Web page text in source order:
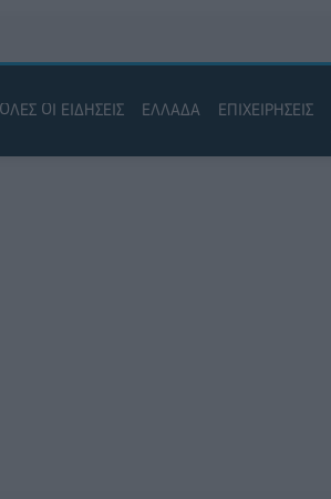
ΟΛΕΣ ΟΙ ΕΙΔΗΣΕΙΣ ΕΛΛΑΔΑ ΕΠΙΧΕΙΡΗΣΕΙΣ